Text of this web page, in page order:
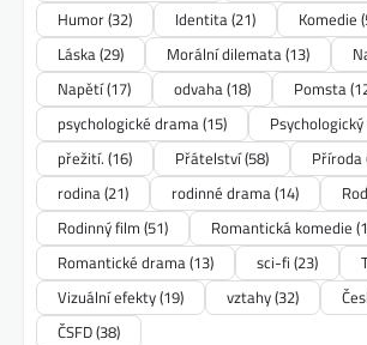
Humor(32) Identita(21) Komedie
Láska(29) Morální dilemata(13)
Napětí(17) odvaha(18) Pomsta
psychologické drama(15)
přežití. (16) Přátelství(58) Příroda
rodina(21) rodinné drama(14)
Rodinný film (51) Romantická komedie
Romantické drama(13) sci-fi (23)
Vizuální efekty(19) vztahy(32)
ČSFD(38)